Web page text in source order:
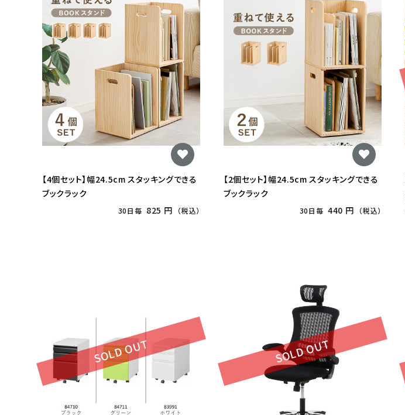
【4個セット】幅24.5cm スタッキングできる
ブックラック
30日毎 825 円 （税込）
【2個セット】幅24.5cm スタッキングできる
ブックラック
30日毎 440 円 （税込）
SOLD OUT SOLD OUT